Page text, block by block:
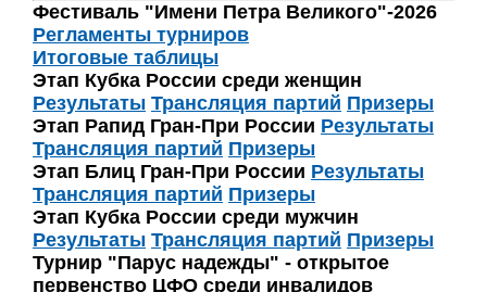
Фестиваль "Имени Петра Великого"-2026
Регламенты турниров
Итоговые таблицы
Этап Кубка России среди женщин
Результаты Трансляция партий Призеры
Этап Рапид Гран-При России Результаты
Трансляция партий Призеры
Этап Блиц Гран-При России Результаты
Трансляция партий Призеры
Этап Кубка России среди мужчин
Результаты Трансляция партий Призеры
Турнир "Парус надежды" - открытое
первенство ЦФО среди инвалидов